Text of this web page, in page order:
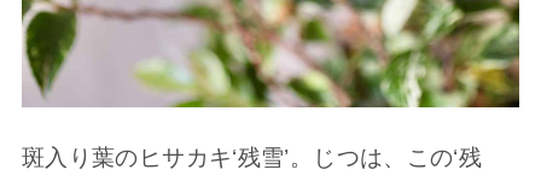
斑入り葉のヒサカキ‘残雪’。じつは、この‘残